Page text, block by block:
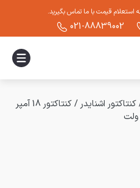
استعلام قیمت با ما تماس بگیرید.
021-88839002
کنتاکتور اشنایدر /
کنتاکتور 18 آمپر